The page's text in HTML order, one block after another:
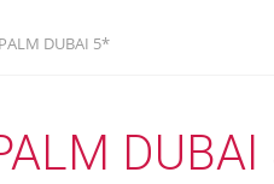
DUBAI 5*